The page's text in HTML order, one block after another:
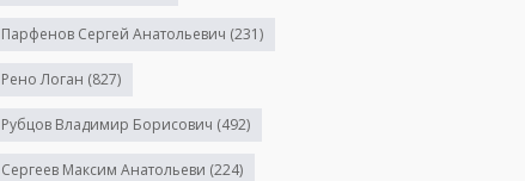
Парфенов Сергей Анатольевич (231)
Рено Логан (827)
Рубцов Владимир Борисович (492)
Сергеев Максим Анатольеви (224)